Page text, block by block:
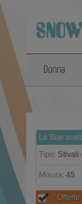
top
Donna
Le Sue
Tipo: Stivali
Misura: 45